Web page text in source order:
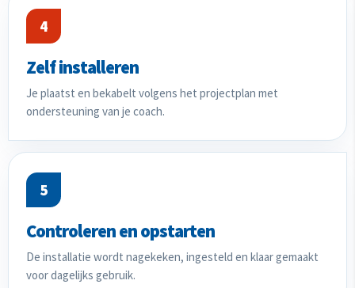
4
Zelf installeren
Je plaatst en bekabelt volgens het projectplan met
ondersteuning van je coach.
5
Controleren en opstarten
De installatie wordt nagekeken, ingesteld en klaar gemaakt
voor dagelijks gebruik.